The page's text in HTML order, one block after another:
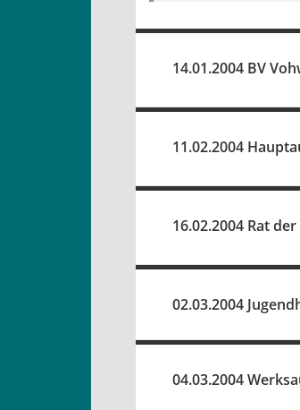
14.01.2004 BV
11.02.2004
16.02.2004 Rat
02.03.2004
04.03.2004